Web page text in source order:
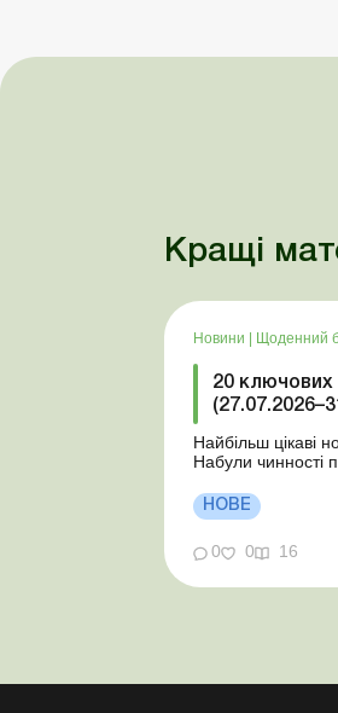
Кращі
Новини Щоденний
20 ключових
Найбільш цікаві
Набули чинності
закони про
нові одноразові
серпня
НОВЕ
0 0 16